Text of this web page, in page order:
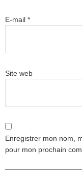
E-mail *
Site web
Enregistrer mon nom,
pour mon prochain